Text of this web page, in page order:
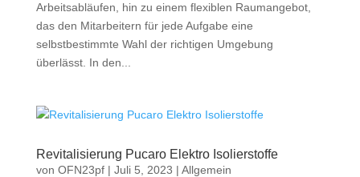
Arbeitsabläufen, hin zu einem flexiblen Raumangebot,
das den Mitarbeitern für jede Aufgabe eine
selbstbestimmte Wahl der richtigen Umgebung
überlässt. In den...
Revitalisierung Pucaro Elektro Isolierstoffe
von OFN23pf| Juli 5, 2023 | Allgemein